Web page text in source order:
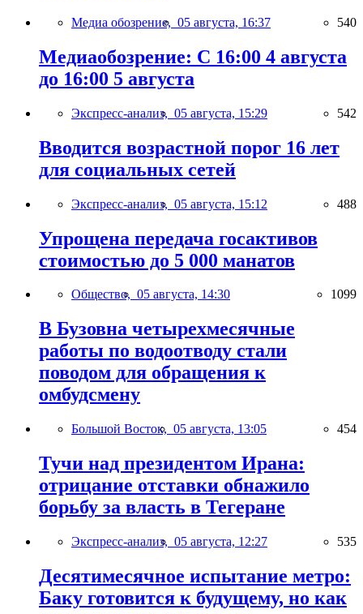
Медиа обозрение, 05 августа, 16:37 540
Медиаобозрение: С 16:00 4 августа
до 16:00 5 августа
Экспресс-анализ, 05 августа, 15:29 542
Вводится возрастной порог 16 лет
для социальных сетей
Экспресс-анализ, 05 августа, 15:12 488
Упрощена передача госактивов
стоимостью до 5 000 манатов
Общество, 05 августа, 14:30 1099
В Бузовна четырехмесячные
работы по водоотводу стали
поводом для обращения к
омбудсмену
Большой Восток, 05 августа, 13:05 454
Тучи над президентом Ирана:
отрицание отставки обнажило
борьбу за власть в Тегеране
Экспресс-анализ, 05 августа, 12:27 535
Десятимесячное испытание метро:
Баку готовится к будущему, но как